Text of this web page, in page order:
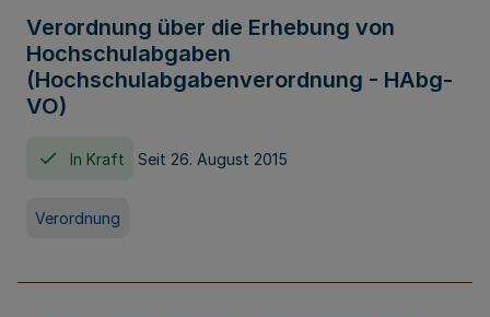
Verordnung über die Erhebung von
Hochschulabgaben
(Hochschulabgabenverordnung - HAbg-
VO)
In Kraft Seit 26. August 2015
Verordnung